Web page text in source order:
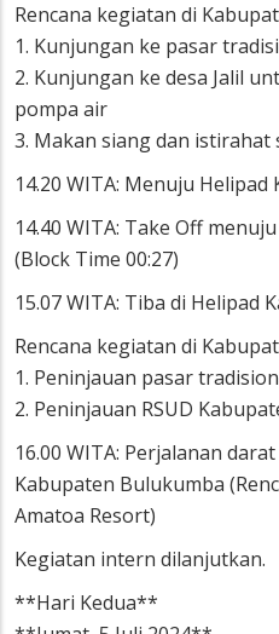
Rencana kegiatan di
1. Kunjungan ke pasar
2. Kunjungan ke desa Jalil
pompa air
3. Makan siang dan istirahat
14.20 WITA: Menuju
14.40 WITA: Take Off
(Block Time 00:27)
15.07 WITA: Tiba di Helipad
Rencana kegiatan di
1. Peninjauan pasar
2. Peninjauan RSUD
16.00 WITA: Perjalanan
Kabupaten Bulukumba
Amatoa Resort)
Kegiatan intern dilanjutkan.
**Hari Kedua**